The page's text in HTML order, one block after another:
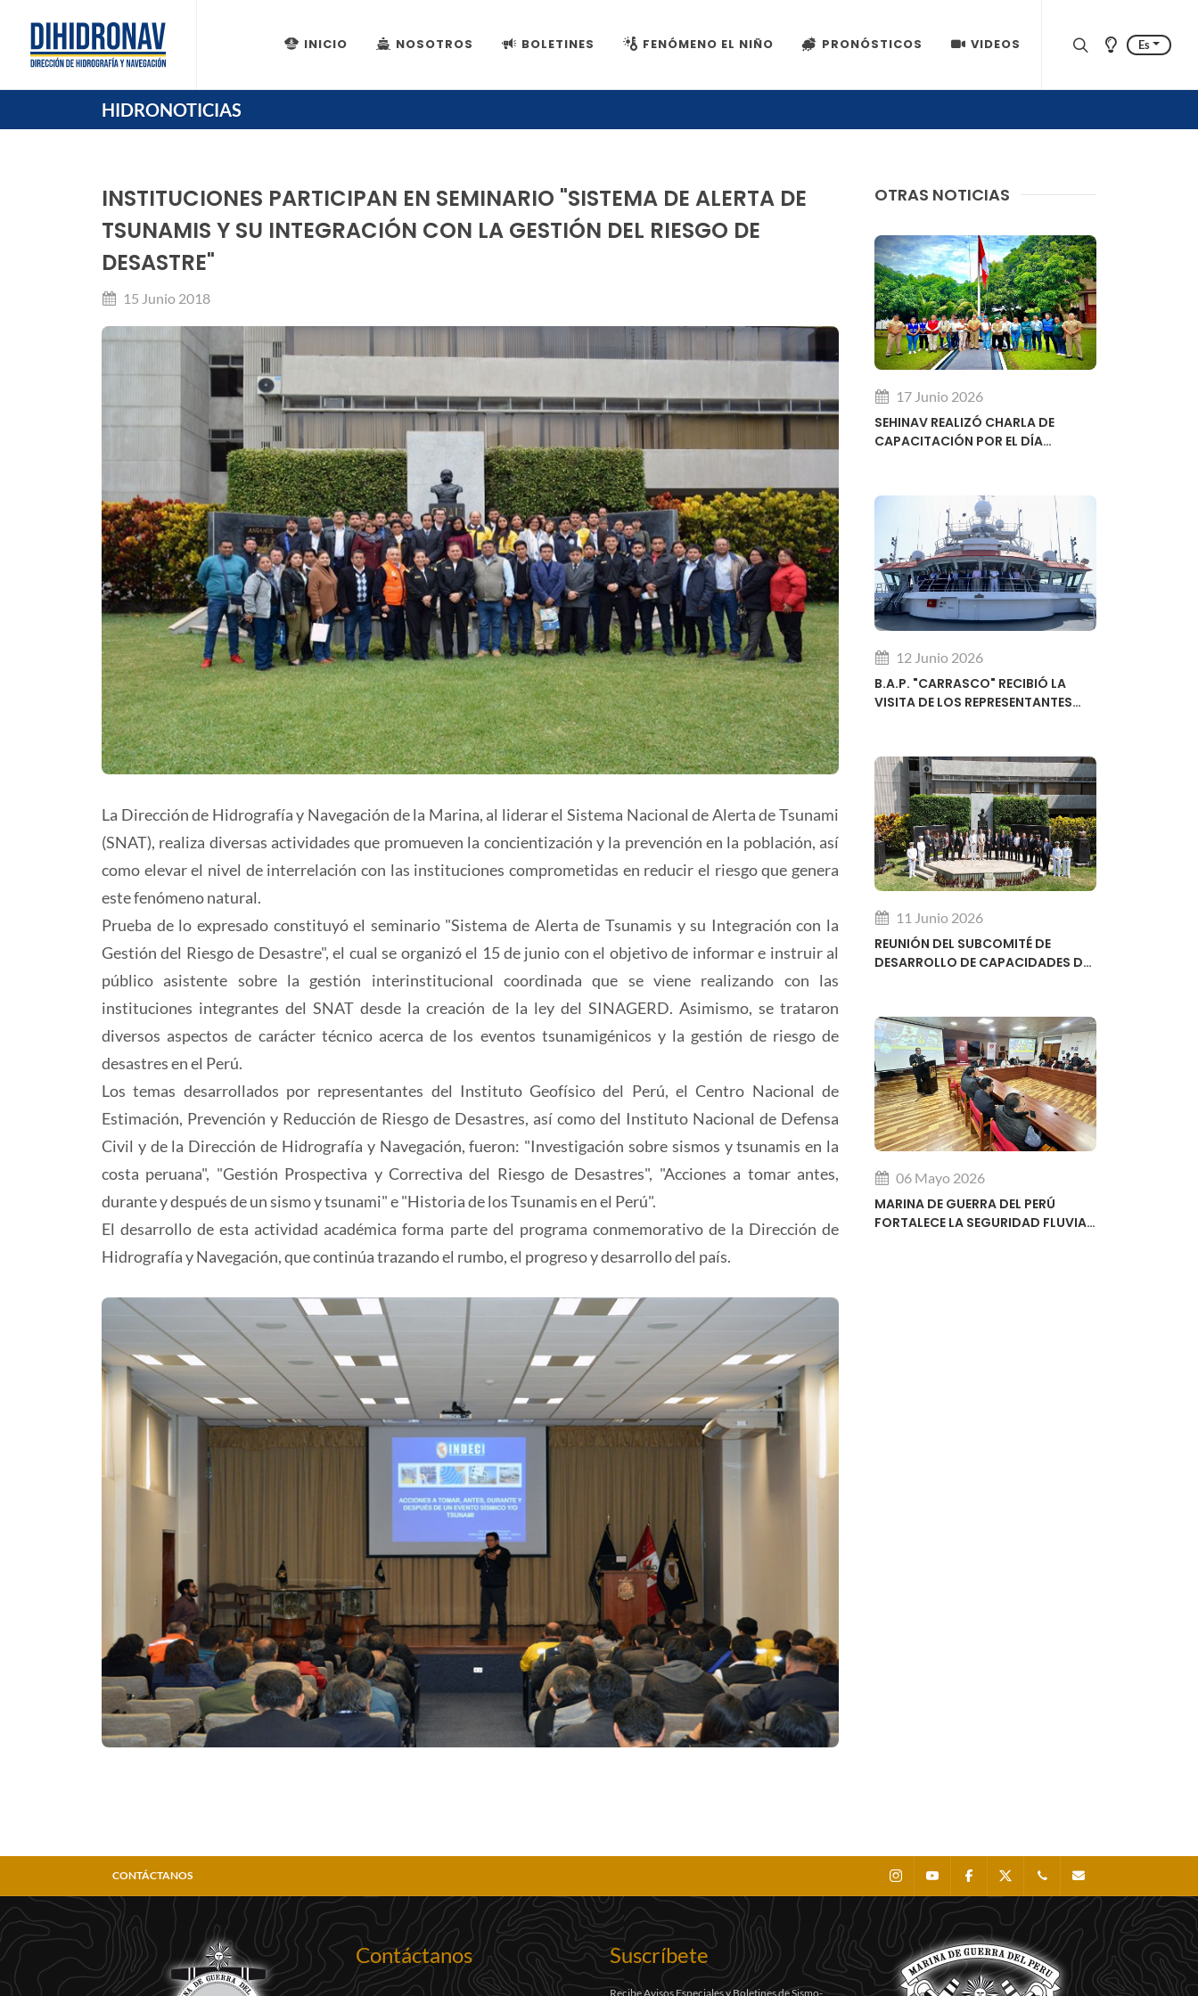
Es
INICIO NOSOTROS BOLETINES FENÓMENO EL NIÑO PRONÓSTICOS VIDEOS
HIDRONOTICIAS
INSTITUCIONES PARTICIPAN EN SEMINARIO "SISTEMA DE ALERTA DE
TSUNAMIS Y SU INTEGRACIÓN CON LA GESTIÓN DEL RIESGO DE
DESASTRE"
15 Junio 2018
La Dirección de Hidrografía y Navegación de la Marina, al liderar el Sistema Nacional de Alerta de Tsunami
(SNAT), realiza diversas actividades que promueven la concientización y la prevención en la población, así
como elevar el nivel de interrelación con las instituciones comprometidas en reducir el riesgo que genera
este fenómeno natural.
Prueba de lo expresado constituyó el seminario "Sistema de Alerta de Tsunamis y su Integración con la
Gestión del Riesgo de Desastre", el cual se organizó el 15 de junio con el objetivo de informar e instruir al
público asistente sobre la gestión interinstitucional coordinada que se viene realizando con las
instituciones integrantes del SNAT desde la creación de la ley del SINAGERD. Asimismo, se trataron
diversos aspectos de carácter técnico acerca de los eventos tsunamigénicos y la gestión de riesgo de
desastres en el Perú.
Los temas desarrollados por representantes del Instituto Geofísico del Perú, el Centro Nacional de
Estimación, Prevención y Reducción de Riesgo de Desastres, así como del Instituto Nacional de Defensa
Civil y de la Dirección de Hidrografía y Navegación, fueron: "Investigación sobre sismos y tsunamis en la
costa peruana", "Gestión Prospectiva y Correctiva del Riesgo de Desastres", "Acciones a tomar antes,
durante y después de un sismo y tsunami" e "Historia de los Tsunamis en el Perú".
El desarrollo de esta actividad académica forma parte del programa conmemorativo de la Dirección de
Hidrografía y Navegación, que continúa trazando el rumbo, el progreso y desarrollo del país.
OTRAS NOTICIAS
17 Junio 2026
SEHINAV REALIZÓ CHARLA DE
CAPACITACIÓN POR EL DÍA
12 Junio 2026
B.A.P. "CARRASCO" RECIBIÓ LA
VISITA DE LOS REPRESENTANTES
LA OHI
11 Junio 2026
REUNIÓN DEL SUBCOMITÉ DE
DESARROLLO DE CAPACIDADES DE
06 Mayo 2026
MARINA DE GUERRA DEL PERÚ
FORTALECE LA SEGURIDAD FLUVIAL
CONTÁCTANOS InstagramYoutube Facebook 0511 - 207 8160
Contáctanos Suscríbete
Recibe Avisos Especiales y Boletines de Sismo-